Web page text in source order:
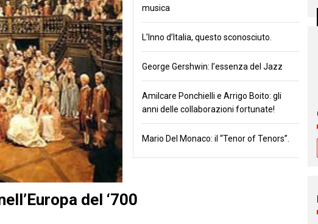
musica
L’Inno d’Italia, questo sconosciuto.
George Gershwin: l’essenza del Jazz
Amilcare Ponchielli e Arrigo Boito: gli
anni delle collaborazioni fortunate!
Mario Del Monaco: il “Tenor of Tenors”.
del ‘700